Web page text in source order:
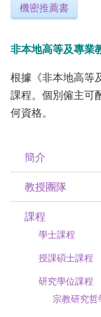
機密推薦書
非本地高等及專業
根據《非本地高等
課程。個別僱主可
何資格。
簡介
教授團隊
課程
學士課程
授課碩士課程
​研究學位課程​
宗教研究